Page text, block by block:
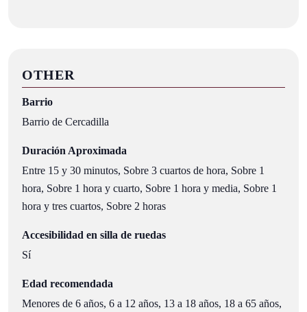
OTHER
Barrio
Barrio de Cercadilla
Duración Aproximada
Entre 15 y 30 minutos, Sobre 3 cuartos de hora, Sobre 1
hora, Sobre 1 hora y cuarto, Sobre 1 hora y media, Sobre 1
hora y tres cuartos, Sobre 2 horas
Accesibilidad en silla de ruedas
Sí
Edad recomendada
Menores de 6 años, 6 a 12 años, 13 a 18 años, 18 a 65 años,